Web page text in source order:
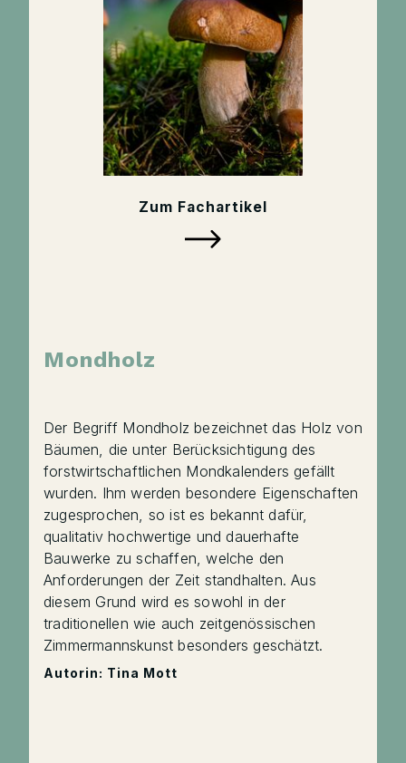
Zum Fachartikel
Mondholz
Der Begriff Mondholz bezeichnet das Holz von
Bäumen, die unter Berücksichtigung des
forstwirtschaftlichen Mondkalenders gefällt
wurden. Ihm werden besondere Eigenschaften
zugesprochen, so ist es bekannt dafür,
qualitativ hochwertige und dauerhafte
Bauwerke zu schaffen, welche den
Anforderungen der Zeit standhalten. Aus
diesem Grund wird es sowohl in der
traditionellen wie auch zeitgenössischen
Zimmermannskunst besonders geschätzt.
Autorin: Tina Mott